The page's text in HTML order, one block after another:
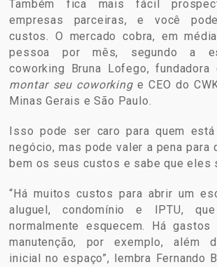
Também fica mais fácil
empresas parceiras, e você
custos. O mercado cobra, em
pessoa por mês, segundo a
coworking Bruna Lofego, fundadora
montar seu coworkinge CEO do
Minas Gerais e São Paulo.
Isso pode ser caro para quem está
negócio, mas pode valer a pena para
bem os seus custos e sabe que eles
“Há muitos custos para abrir um
aluguel, condomínio e IPTU,
normalmente esquecem. Há
manutenção, por exemplo, além
inicial no espaço”, lembra Fernando